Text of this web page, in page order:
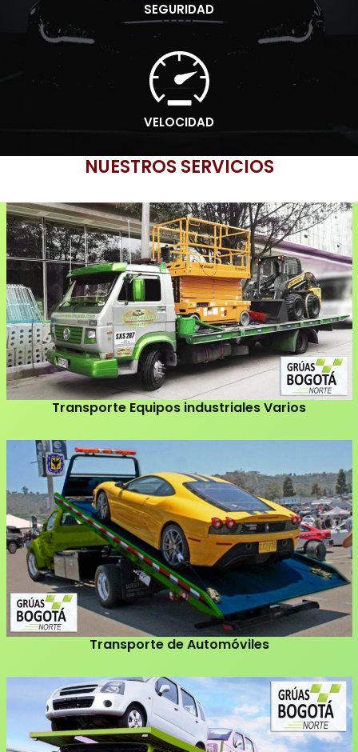
SEGURIDAD
VELOCIDAD
NUESTROS SERVICIOS
Transporte Equipos industriales Varios
Transporte de Automóviles